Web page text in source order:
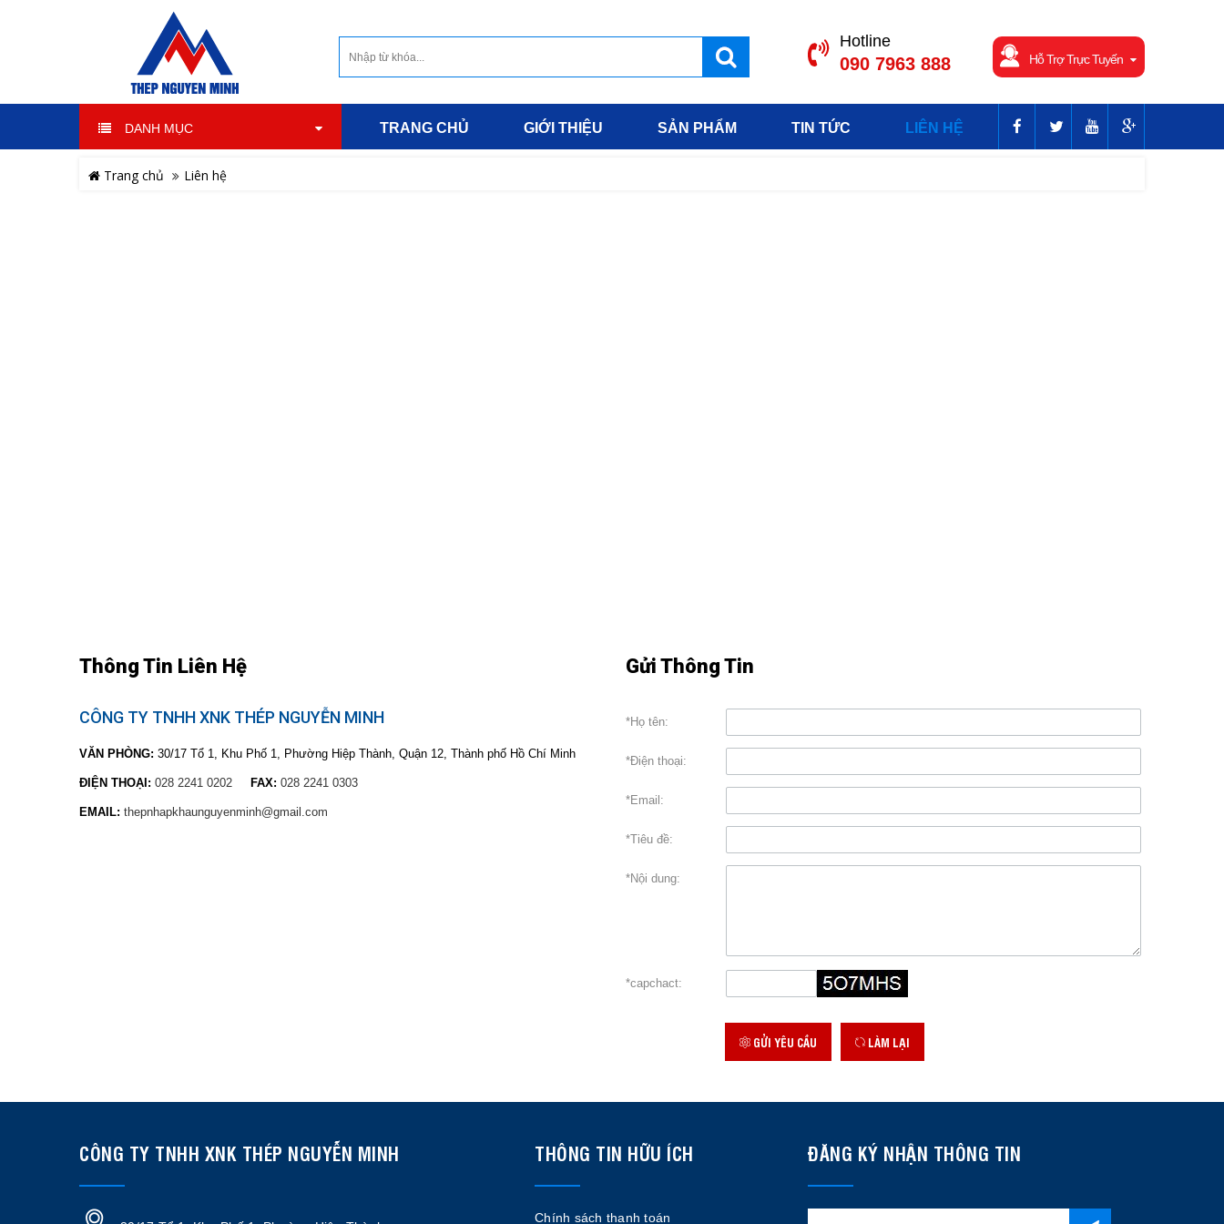
Hotline
090 7963 888 Hỗ Trợ Trực Tuyến
DANH MỤC TRANG CHỦ GIỚI THIỆU SẢN PHẨM TIN TỨC LIÊN HỆ
Trang chủ Liên hệ
Thông Tin Liên Hệ
CÔNG TY TNHH XNK THÉP NGUYỄN MINH
VĂN PHÒNG: 30/17 Tổ 1, Khu Phố 1, Phường Hiệp Thành, Quận 12, Thành phố Hồ Chí Minh
ĐIỆN THOẠI: 028 2241 0202 FAX: 028 2241 0303
EMAIL: thepnhapkhaunguyenminh@gmail.com
Gửi Thông Tin
*Họ tên:
*Điện thoại:
*Email:
*Tiêu đề:
*Nội dung:
*capchact:
GỬI YÊU CẦU LÀM LẠI
CÔNG TY TNHH XNK THÉP NGUYỄN MINH THÔNG TIN HỮU ÍCH
Chính sách thanh toán
ĐĂNG KÝ NHẬN THÔNG TIN